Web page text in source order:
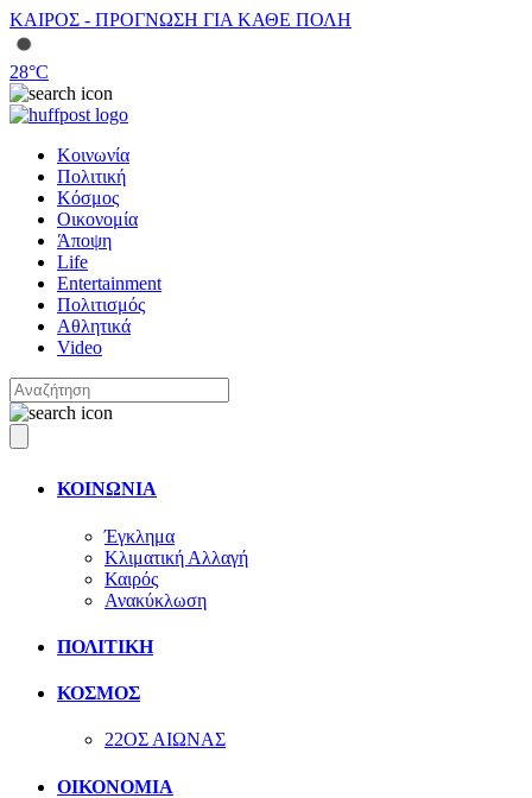
ΚΑΙΡΟΣ - ΠΡΟΓΝΩΣΗ ΓΙΑ ΚΑΘΕ ΠΟΛΗ
28°C
Κοινωνία
Πολιτική
Κόσμος
Οικονομία
Άποψη
Life
Entertainment
Πολιτισμός
Αθλητικά
Video
ΚΟΙΝΩΝΙΑ
Έγκλημα
Κλιματική Αλλαγή
Καιρός
Ανακύκλωση
ΠΟΛΙΤΙΚΗ
ΚΟΣΜΟΣ
22ΟΣ ΑΙΩΝΑΣ
ΟΙΚΟΝΟΜΙΑ